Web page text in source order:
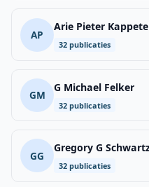
AP
Arie Pieter
32 publicaties
GM
G Michael Felker
32 publicaties
GG
Gregory G
32 publicaties